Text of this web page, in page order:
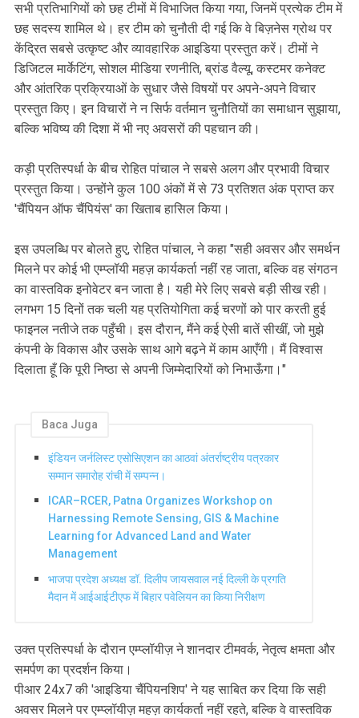
सभी प्रतिभागियों को छह टीमों में विभाजित किया गया, जिनमें प्रत्येक टीम में
छह सदस्य शामिल थे। हर टीम को चुनौती दी गई कि वे बिज़नेस ग्रोथ पर
केंद्रित सबसे उत्कृष्ट और व्यावहारिक आइडिया प्रस्तुत करें। टीमों ने
डिजिटल मार्केटिंग, सोशल मीडिया रणनीति, ब्रांड वैल्यू, कस्टमर कनेक्ट
और आंतरिक प्रक्रियाओं के सुधार जैसे विषयों पर अपने-अपने विचार
प्रस्तुत किए। इन विचारों ने न सिर्फ वर्तमान चुनौतियों का समाधान सुझाया,
बल्कि भविष्य की दिशा में भी नए अवसरों की पहचान की।
कड़ी प्रतिस्पर्धा के बीच रोहित पांचाल ने सबसे अलग और प्रभावी विचार
प्रस्तुत किया। उन्होंने कुल 100 अंकों में से 73 प्रतिशत अंक प्राप्त कर
'चैंपियन ऑफ चैंपियंस' का खिताब हासिल किया।
इस उपलब्धि पर बोलते हुए, रोहित पांचाल, ने कहा "सही अवसर और समर्थन
मिलने पर कोई भी एम्प्लॉयी महज़ कार्यकर्ता नहीं रह जाता, बल्कि वह संगठन
का वास्तविक इनोवेटर बन जाता है। यही मेरे लिए सबसे बड़ी सीख रही।
लगभग 15 दिनों तक चली यह प्रतियोगिता कई चरणों को पार करती हुई
फाइनल नतीजे तक पहुँची। इस दौरान, मैंने कई ऐसी बातें सीखीं, जो मुझे
कंपनी के विकास और उसके साथ आगे बढ़ने में काम आएँगी। मैं विश्वास
दिलाता हूँ कि पूरी निष्ठा से अपनी जिम्मेदारियों को निभाऊँगा।"
Baca Juga
इंडियन जर्नलिस्ट एसोसिएशन का आठवां अंतर्राष्ट्रीय पत्रकार
सम्मान समारोह रांची में सम्पन्न।
ICAR–RCER, Patna Organizes Workshop on
Harnessing Remote Sensing, GIS & Machine
Learning for Advanced Land and Water
Management
भाजपा प्रदेश अध्यक्ष डॉ. दिलीप जायसवाल नई दिल्ली के प्रगति
मैदान में आईआईटीएफ में बिहार पवेलियन का किया निरीक्षण
उक्त प्रतिस्पर्धा के दौरान एम्प्लॉयीज़ ने शानदार टीमवर्क, नेतृत्व क्षमता और
समर्पण का प्रदर्शन किया।
पीआर 24x7 की 'आइडिया चैंपियनशिप' ने यह साबित कर दिया कि सही
अवसर मिलने पर एम्प्लॉयीज़ महज़ कार्यकर्ता नहीं रहते, बल्कि वे वास्तविक